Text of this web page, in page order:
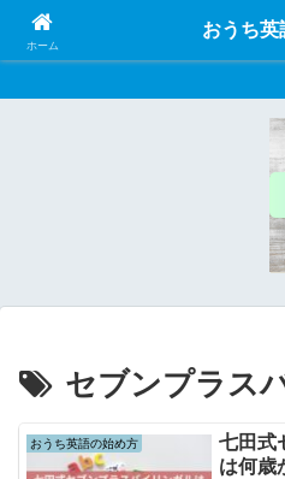
おうち英
セブンプラス
おうち英語の始め方
七田式
は何歳
ホーム
おうち英